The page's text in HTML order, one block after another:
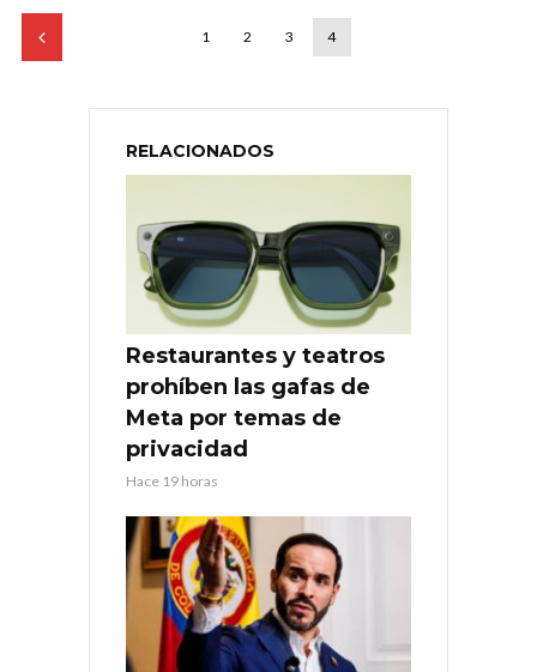
1 2 3 4
RELACIONADOS
Restaurantes y teatros
prohíben las gafas de
Meta por temas de
privacidad
Hace 19 horas